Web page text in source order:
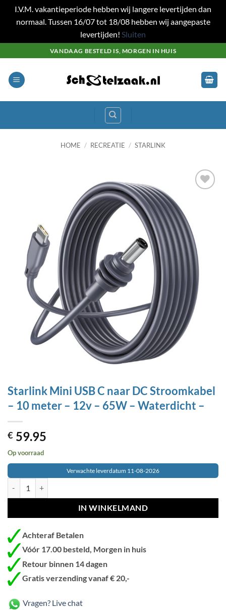
I.V.M. vakantieperiode hebben wij langere levertijden dan
normaal. Tussen 16/07 tot 18/08 hebben wij aangepaste
levertijden! Sluiten
naar
inhoud
VANDAAG BESTELD IS, MORGEN IN HUIS
HOME / RECREATIE / STARLINK
wenslijst
Starlink Mini USB C naar DC Stroomkabel
– 10 meter – 12v – 65W – Waterdicht –
€ 59.95
Op voorraad
Verwachte leverdatum 11-08-2026
IN WINKELMAND
Achteraf Betalen
Vóór 17.00 besteld, Morgen in huis
Retour binnen 14 dagen
Gratis verzending vanaf € 20,-
Vragen? Live chat